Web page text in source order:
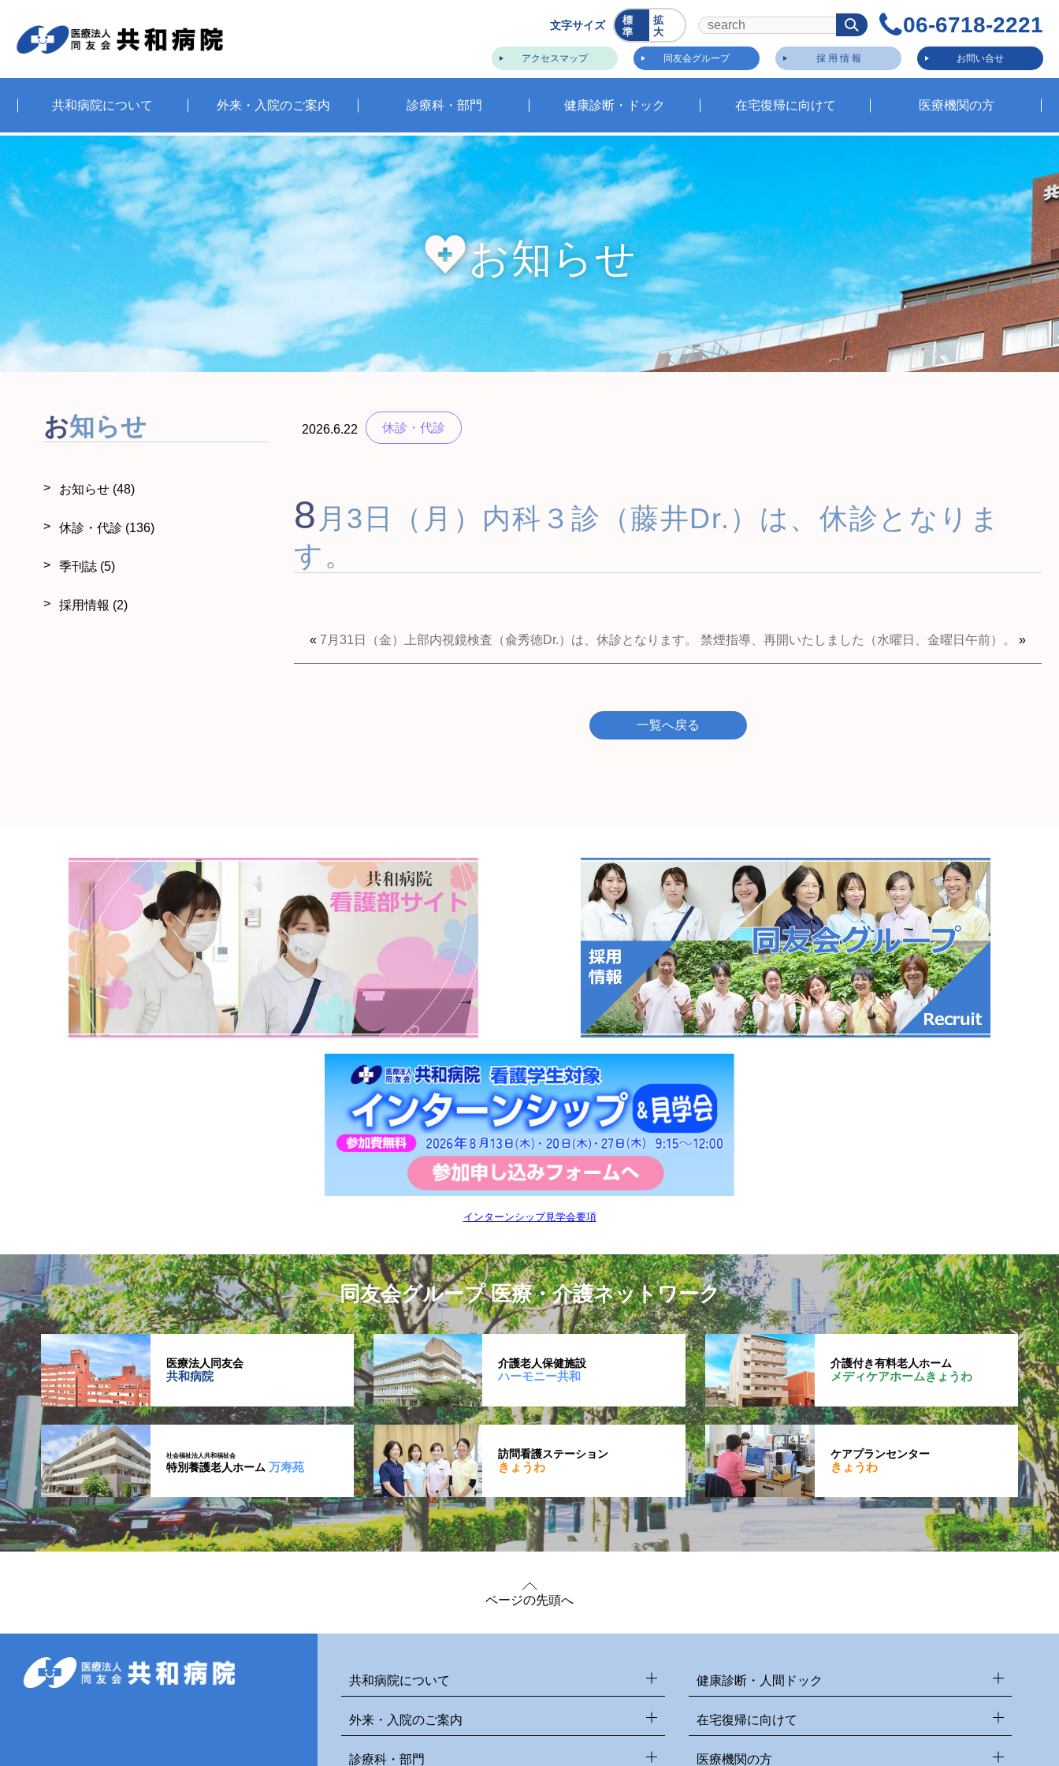
文字サイズ
標
準
拡
大
06-6718-2221
アクセスマップ 同友会グループ 採 用 情 報 お問い合せ
共和病院について 外来・入院のご案内 診療科・部門 健康診断・ドック 在宅復帰に向けて 医療機関の方
お知らせ
お知らせ
お知らせ (48)
休診・代診 (136)
季刊誌 (5)
採用情報 (2)
2026.6.22 休診・代診
8 月3日（月）内科３診（藤井Dr.）は、休診となりま
す。
« 7月31日（金）上部内視鏡検査（兪秀徳Dr.）は、休診となります。 禁煙指導、再開いたしました（水曜日、金曜日午前）。 »
一覧へ戻る
インターンシップ見学会要項
同友会グループ 医療・介護ネットワーク
医療法人同友会
共和病院
介護老人保健施設
ハーモニー共和
介護付き有料老人ホーム
メディケアホームきょうわ
社会福祉法人共和福祉会
特別養護老人ホーム 万寿苑
訪問看護ステーション
きょうわ
ケアプランセンター
きょうわ
ページの先頭へ
共和病院について
外来・入院のご案内
診療科・部門
健康診断・人間ドック
在宅復帰に向けて
医療機関の方